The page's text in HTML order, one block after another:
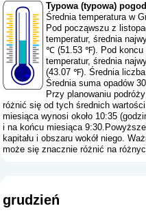
Typowa (typowa)
Średnia temperatura w
Pod począwszu z
temperatur, średnia
℃ (51.53 ℉). Pod koncu
temperatur, średnia
(43.07 ℉). Średnia
Średnia suma opadów
Przy planowaniu
różnić się od tych średnich
miesiąca wynosi około 10:35
i na końcu miesiąca
kapitału i obszaru wokół niego.
może się znacznie różnić na
grudzień